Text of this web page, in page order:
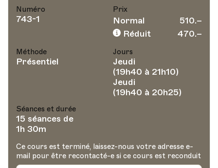
Numéro
743-1
Prix
Normal
510.–
Réduit
470.–
Méthode
Présentiel
Jours
Jeudi
(19h40 à 21h10)
Jeudi
(19h40 à 20h25)
Séances et durée
15 séances de
1h 30m
Ce cours est terminé, laissez-nous votre adresse e-
mail pour être recontacté-e si ce cours est reconduit